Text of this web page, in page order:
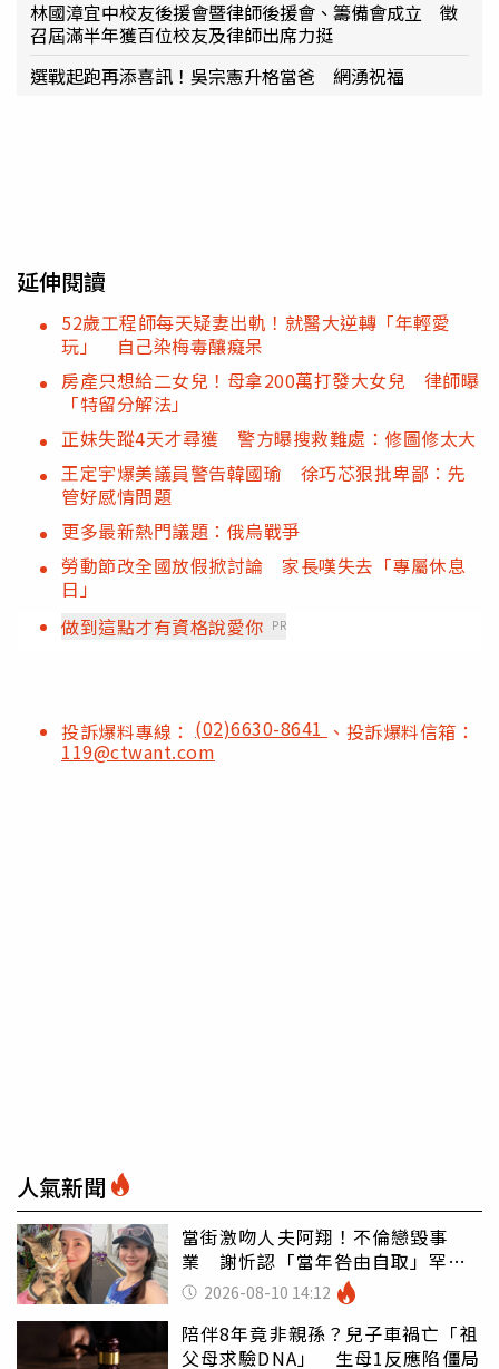
林國漳宜中校友後援會暨律師後援會、籌備會成立 徵
召屆滿半年獲百位校友及律師出席力挺
選戰起跑再添喜訊！吳宗憲升格當爸 網湧祝福
延伸閱讀
52歲工程師每天疑妻出軌！就醫大逆轉「年輕愛
玩」 自己染梅毒釀癡呆
房產只想給二女兒！母拿200萬打發大女兒 律師曝
「特留分解法」
正妹失蹤4天才尋獲 警方曝搜救難處：修圖修太大
王定宇爆美議員警告韓國瑜 徐巧芯狠批卑鄙：先
管好感情問題
更多最新熱門議題：俄烏戰爭
勞動節改全國放假掀討論 家長嘆失去「專屬休息
日」
做到這點才有資格說愛你 PR
投訴爆料專線： (02)6630-8641 、投訴爆料信箱：
119@ctwant.com
人氣新聞
當街激吻人夫阿翔！不倫戀毀事
業 謝忻認「當年咎由自取」罕吐
心聲2026-08-10 14:12
陪伴8年竟非親孫？兒子車禍亡「祖
父母求驗DNA」 生母1反應陷僵局